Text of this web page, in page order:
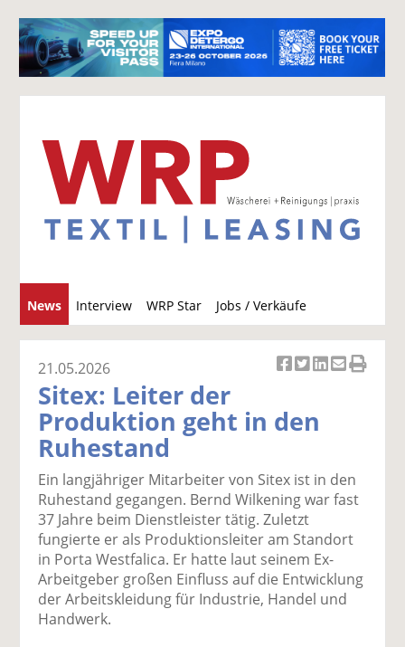
News Interview WRP Star Jobs / Verkäufe
u
c
k
uf
F
ac
e
b
o
o
k
wi
tt
er
n
k
uf
Li
k
e
di
n
er
E
ai
l
v
er
ru
ck
n
21.05.2026
Sitex: Leiter der
Produktion geht in den
Ruhestand
Ein langjähriger Mitarbeiter von Sitex ist in den
Ruhestand gegangen. Bernd Wilkening war fast
37 Jahre beim Dienstleister tätig. Zuletzt
fungierte er als Produktionsleiter am Standort
in Porta Westfalica. Er hatte laut seinem Ex-
Arbeitgeber großen Einfluss auf die Entwicklung
der Arbeitskleidung für Industrie, Handel und
Handwerk.